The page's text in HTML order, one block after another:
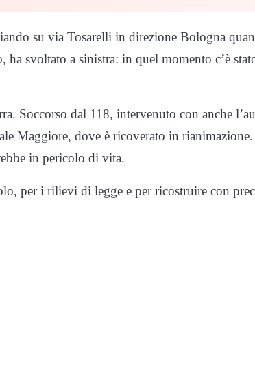
su via Tosarelli in direzione Bologna
svoltato a sinistra: in quel momento c’è
Soccorso dal 118, intervenuto con anche
Maggiore, dove è ricoverato in
in pericolo di vita.
per i rilievi di legge e per ricostruire con